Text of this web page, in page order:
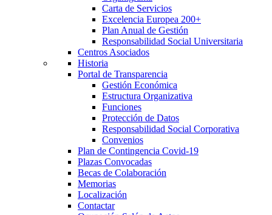
Carta de Servicios
Excelencia Europea 200+
Plan Anual de Gestión
Responsabilidad Social Universitaria
Centros Asociados
Historia
Portal de Transparencia
Gestión Económica
Estructura Organizativa
Funciones
Protección de Datos
Responsabilidad Social Corporativa
Convenios
Plan de Contingencia Covid-19
Plazas Convocadas
Becas de Colaboración
Memorias
Localización
Contactar